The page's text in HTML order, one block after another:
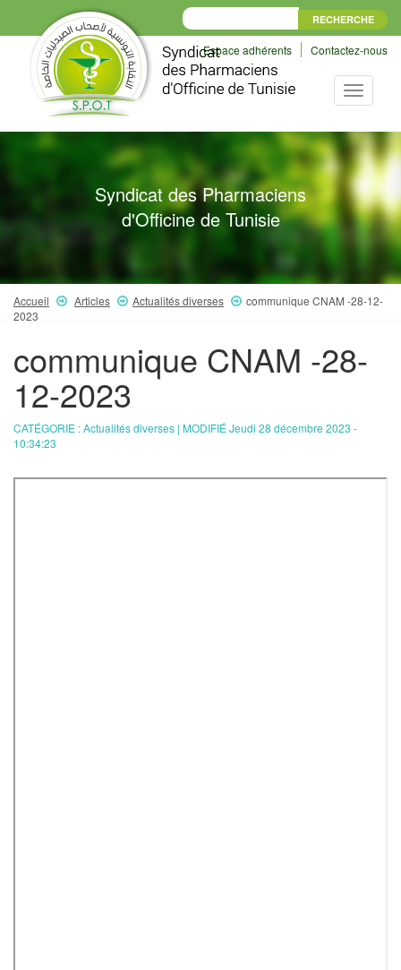
Espace adhérents Contactez-nous
Toggle
Syndicat des Pharmaciens
d'Officine de Tunisie
Accueil Articles Actualités diverses
communique CNAM -28-12-
2023
communique CNAM -28-
12-2023
CATÉGORIE : Actualités diverses | MODIFIÉ Jeudi 28 décembre 2023 -
10:34:23